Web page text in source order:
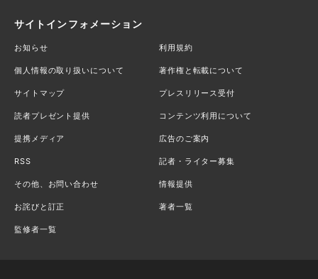
サイトインフォメーション
お知らせ 利用規約
個人情報の取り扱いについて 著作権と転載について
サイトマップ プレスリリース受付
読者プレゼント提供 コンテンツ利用について
提携メディア 広告のご案内
RSS 記者・ライター募集
その他、お問い合わせ 情報提供
お詫びと訂正 著者一覧
監修者一覧